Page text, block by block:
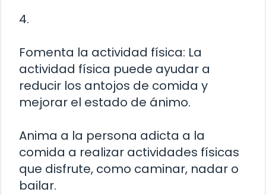
4.
Fomenta la actividad física: La
actividad física puede ayudar a
reducir los antojos de comida y
mejorar el estado de ánimo.
Anima a la persona adicta a la
comida a realizar actividades físicas
que disfrute, como caminar, nadar o
bailar.